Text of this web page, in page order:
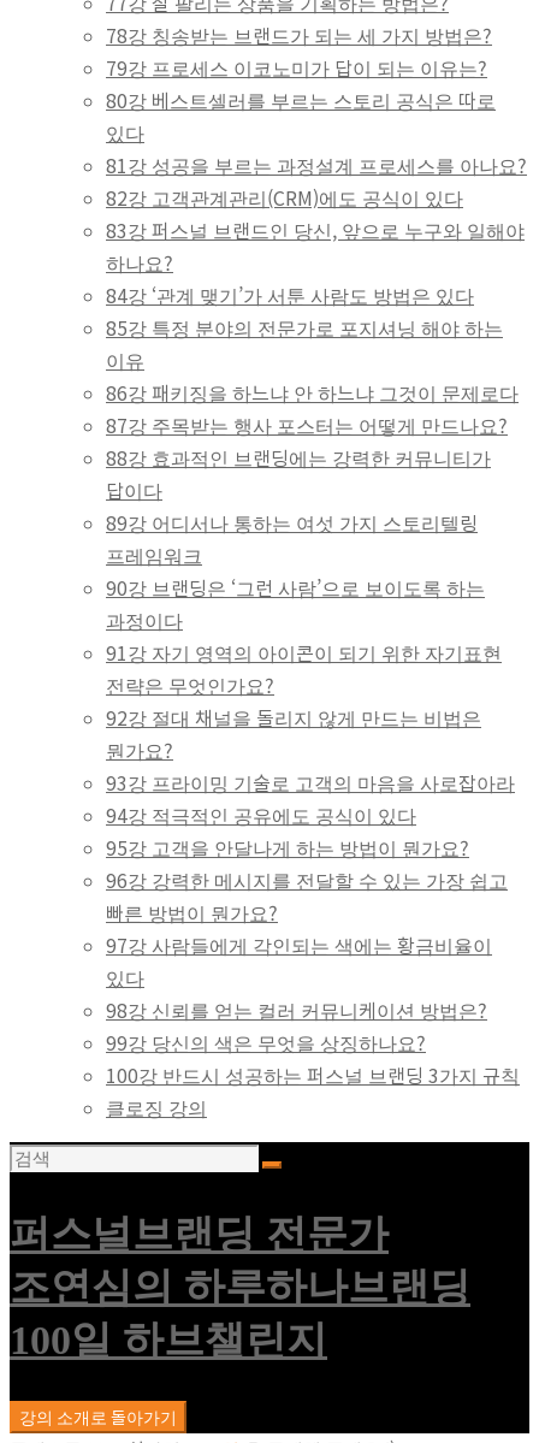
78강 칭송받는 브랜드가 되는 세 가지 방법은?
79강 프로세스 이코노미가 답이 되는 이유는?
80강 베스트셀러를 부르는 스토리 공식은 따로
있다
81강 성공을 부르는 과정설계 프로세스를 아나요?
82강 고객관계관리(CRM)에도 공식이 있다
83강 퍼스널 브랜드인 당신, 앞으로 누구와 일해야
하나요?
84강 ‘관계 맺기’가 서툰 사람도 방법은 있다
85강 특정 분야의 전문가로 포지셔닝 해야 하는
이유
86강 패키징을 하느냐 안 하느냐 그것이 문제로다
87강 주목받는 행사 포스터는 어떻게 만드나요?
88강 효과적인 브랜딩에는 강력한 커뮤니티가
답이다
89강 어디서나 통하는 여섯 가지 스토리텔링
프레임워크
90강 브랜딩은 ‘그런 사람’으로 보이도록 하는
과정이다
91강 자기 영역의 아이콘이 되기 위한 자기표현
전략은 무엇인가요?
92강 절대 채널을 돌리지 않게 만드는 비법은
뭔가요?
93강 프라이밍 기술로 고객의 마음을 사로잡아라
94강 적극적인 공유에도 공식이 있다
95강 고객을 안달나게 하는 방법이 뭔가요?
96강 강력한 메시지를 전달할 수 있는 가장 쉽고
빠른 방법이 뭔가요?
97강 사람들에게 각인되는 색에는 황금비율이
있다
98강 신뢰를 얻는 컬러 커뮤니케이션 방법은?
99강 당신의 색은 무엇을 상징하나요?
100강 반드시 성공하는 퍼스널 브랜딩 3가지 규칙
클로징 강의
퍼스널브랜딩 전문가
조연심의 하루하나브랜딩
100일 하브챌린지
강의 소개로 돌아가기